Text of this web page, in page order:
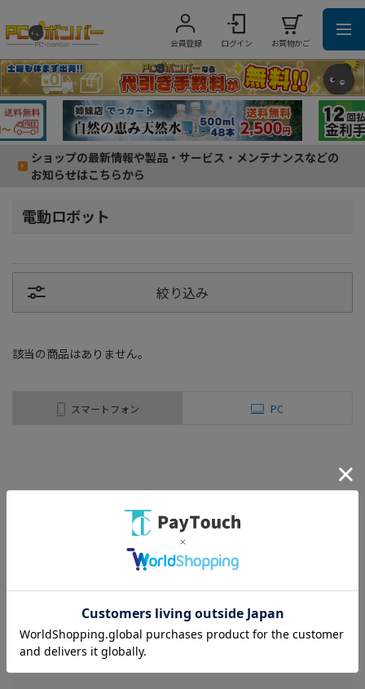
会員登録 ログイン お買物かご
ショップの最新情報や製品・サービス・メンテナンスなどの
お知らせはこちらから
電動ロボット
絞り込み
該当の商品はありません。
スマートフォン PC